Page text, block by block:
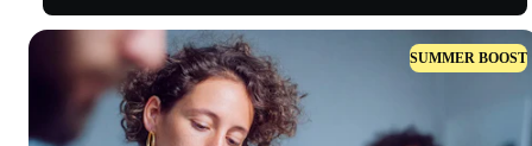
SUMMER BOOST